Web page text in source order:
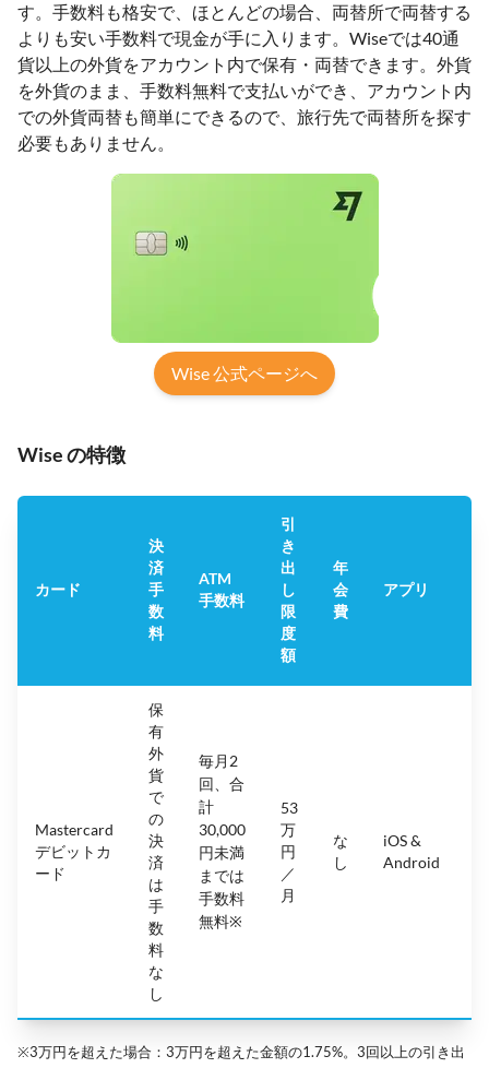
す。手数料も格安で、ほとんどの場合、両替所で両替する
よりも安い手数料で現金が手に入ります。Wiseでは40通
貨以上の外貨をアカウント内で保有・両替できます。外貨
を外貨のまま、手数料無料で支払いができ、アカウント内
での外貨両替も簡単にできるので、旅行先で両替所を探す
必要もありません。
Wise 公式ページへ
Wise の特徴
カード
決
済
手
数
料
ATM
手数料
引
き
出
し
限
度
額
年
会
費
アプリ
Mastercard
デビットカ
ード
保
有
外
貨
で
の
決
済
は
手
数
料
な
し
毎月2
回、合
計
30,000
円未満
までは
手数料
無料※
53
万
円
／
月
な
し
iOS &
Android
※3万円を超えた場合：3万円を超えた金額の1.75%。3回以上の引き出